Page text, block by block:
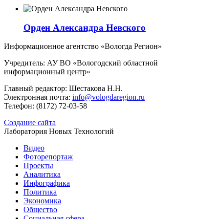
Орден Александра Невского
Информационное агентство «Вологда Регион»
Учредитель: АУ ВО «Вологодский областной
информационный центр»
Главный редактор: Шестакова Н.Н.
Электронная почта: info@vologdaregion.ru
Телефон: (8172) 72-03-58
Создание сайта
Лаборатория Новых Технологий
Видео
Фоторепортаж
Проекты
Аналитика
Инфографика
Политика
Экономика
Общество